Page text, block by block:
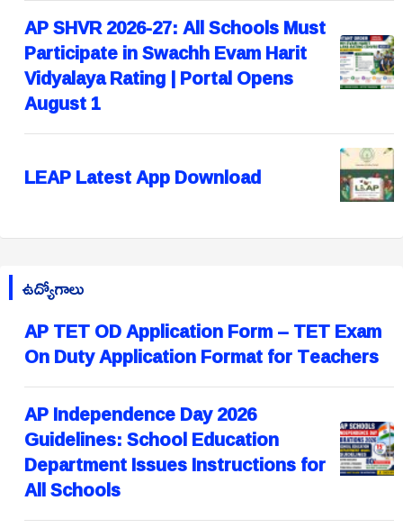
AP SHVR 2026-27: All Schools Must
Participate in Swachh Evam Harit
Vidyalaya Rating | Portal Opens
August 1
LEAP Latest App Download
ఉద్యోగాలు
AP TET OD Application Form – TET Exam
On Duty Application Format for Teachers
AP Independence Day 2026
Guidelines: School Education
Department Issues Instructions for
All Schools